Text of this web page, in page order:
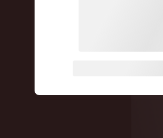
关注公众号后发送 “验证码”